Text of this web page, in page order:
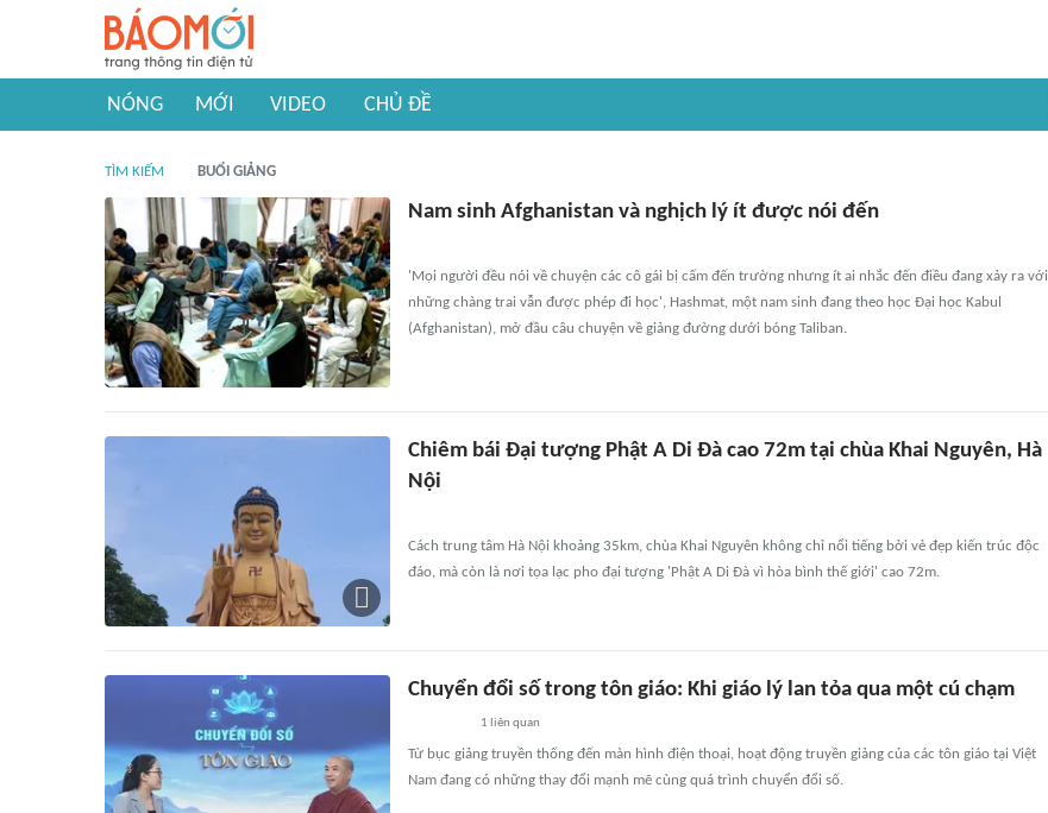
NÓNG MỚI VIDEO CHỦ ĐỀ
TÌM KIẾM BUỔI GIẢNG
Nam sinh Afghanistan và nghịch lý ít được nói đến
'Mọi người đều nói về chuyện các cô gái bị cấm đến trường nhưng ít ai nhắc đến điều đang xảy ra với
những chàng trai vẫn được phép đi học', Hashmat, một nam sinh đang theo học Đại học Kabul
(Afghanistan), mở đầu câu chuyện về giảng đường dưới bóng Taliban.
Chiêm bái Đại tượng Phật A Di Đà cao 72m tại chùa Khai Nguyên, Hà
Nội
Cách trung tâm Hà Nội khoảng 35km, chùa Khai Nguyên không chỉ nổi tiếng bởi vẻ đẹp kiến trúc độc
đáo, mà còn là nơi tọa lạc pho đại tượng 'Phật A Di Đà vì hòa bình thế giới' cao 72m.
Chuyển đổi số trong tôn giáo: Khi giáo lý lan tỏa qua một cú chạm
1 liên quan
Từ bục giảng truyền thống đến màn hình điện thoại, hoạt động truyền giảng của các tôn giáo tại Việt
Nam đang có những thay đổi mạnh mẽ cùng quá trình chuyển đổi số.